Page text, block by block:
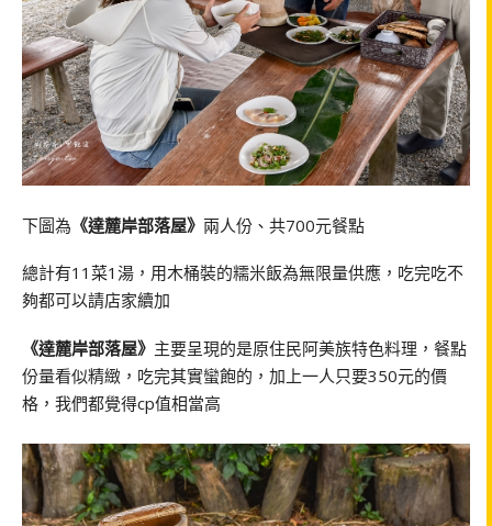
下圖為 《達麓岸部落屋》 兩人份、共700元餐點
總計有11菜1湯，用木桶裝的糯米飯為無限量供應，吃完吃不
夠都可以請店家續加
《達麓岸部落屋》 主要呈現的是原住民阿美族特色料理，餐點
份量看似精緻，吃完其實蠻飽的，加上一人只要350元的價
格，我們都覺得cp值相當高